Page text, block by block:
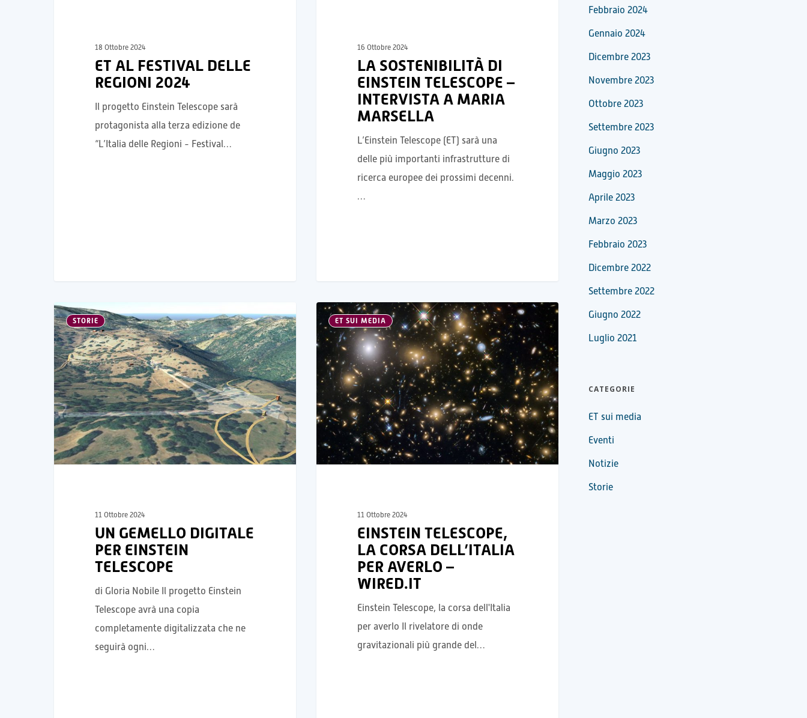
18 Ottobre 2024
ET AL FESTIVAL DELLE
REGIONI 2024
Il progetto Einstein Telescope sarà
protagonista alla terza edizione de
“L’Italia delle Regioni - Festival…
16 Ottobre 2024
LA SOSTENIBILITÀ DI
EINSTEIN TELESCOPE –
INTERVISTA A MARIA
MARSELLA
L’Einstein Telescope (ET) sarà una
delle più importanti infrastrutture di
ricerca europee dei prossimi decenni.
…
STORIE
11 Ottobre 2024
UN GEMELLO DIGITALE
PER EINSTEIN
TELESCOPE
di Gloria Nobile Il progetto Einstein
Telescope avrà una copia
completamente digitalizzata che ne
seguirà ogni…
ET SUI MEDIA
11 Ottobre 2024
EINSTEIN TELESCOPE,
LA CORSA DELL’ITALIA
PER AVERLO –
WIRED.IT
Einstein Telescope, la corsa dell'Italia
per averlo Il rivelatore di onde
gravitazionali più grande del…
Febbraio 2024
Gennaio 2024
Dicembre 2023
Novembre 2023
Ottobre 2023
Settembre 2023
Giugno 2023
Maggio 2023
Aprile 2023
Marzo 2023
Febbraio 2023
Dicembre 2022
Settembre 2022
Giugno 2022
Luglio 2021
CATEGORIE
ET sui media
Eventi
Notizie
Storie